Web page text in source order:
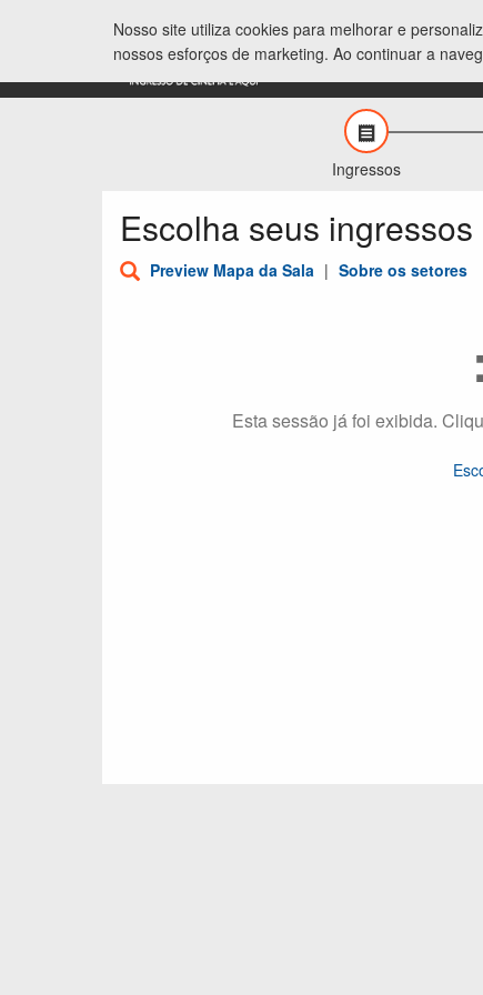
Ingressos
Escolha seus ingressos
Preview Mapa da Sala | Sobre os setores
Esta sessão já foi exibida.
Nosso site utiliza cookies para melhorar e
nossos esforços de marketing. Ao continuar a